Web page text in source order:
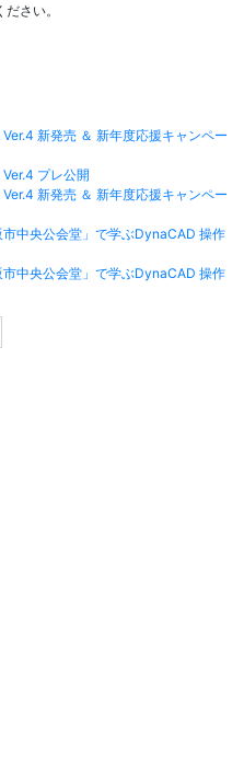
さい。
新発売 ＆ 新年度応援キャンペー
プレ公開
新発売 ＆ 新年度応援キャンペー
中央公会堂」で学ぶDynaCAD 操作
中央公会堂」で学ぶDynaCAD 操作